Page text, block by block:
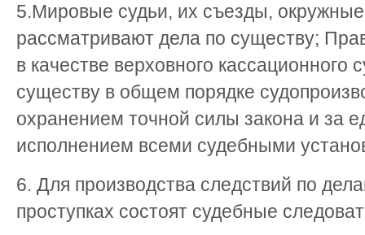
5.Мировые судьи, их съезды,
рассматривают дела по существу;
в качестве верховного кассационного
существу в общем порядке
охранением точной силы закона и за
исполнением всеми судебными
6. Для производства следствий по
проступках состоят судебные